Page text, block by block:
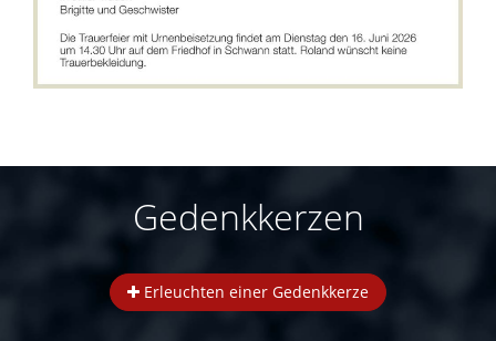
Gedenkkerzen
Erleuchten einer Gedenkkerze